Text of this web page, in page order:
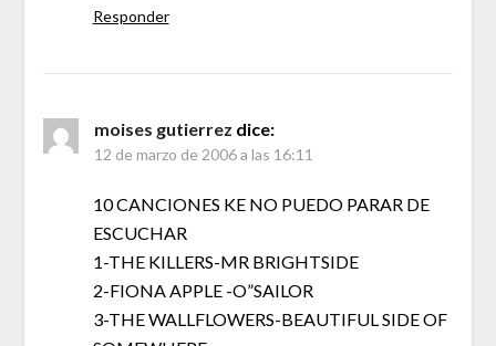
Responder
moises gutierrez dice:
12 de marzo de 2006 a las 16:11
10 CANCIONES KE NO PUEDO PARAR DE
ESCUCHAR
1-THE KILLERS-MR BRIGHTSIDE
2-FIONA APPLE -O”SAILOR
3-THE WALLFLOWERS-BEAUTIFUL SIDE OF